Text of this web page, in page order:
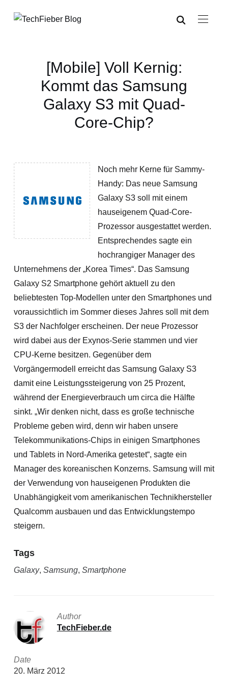
[Mobile] Voll Kernig:
Kommt das Samsung
Galaxy S3 mit Quad-
Core-Chip?
Noch mehr Kerne für Sammy-
Handy: Das neue Samsung
Galaxy S3 soll mit einem
hauseigenem Quad-Core-
Prozessor ausgestattet werden.
Entsprechendes sagte ein
hochrangiger Manager des
Unternehmens der „Korea Times“. Das Samsung
Galaxy S2 Smartphone gehört aktuell zu den
beliebtesten Top-Modellen unter den Smartphones und
voraussichtlich im Sommer dieses Jahres soll mit dem
S3 der Nachfolger erscheinen. Der neue Prozessor
wird dabei aus der Exynos-Serie stammen und vier
CPU-Kerne besitzen. Gegenüber dem
Vorgängermodell erreicht das Samsung Galaxy S3
damit eine Leistungssteigerung von 25 Prozent,
während der Energieverbrauch um circa die Hälfte
sinkt. „Wir denken nicht, dass es große technische
Probleme geben wird, denn wir haben unsere
Telekommunikations-Chips in einigen Smartphones
und Tablets in Nord-Amerika getestet“, sagte ein
Manager des koreanischen Konzerns. Samsung will mit
der Verwendung von hauseigenen Produkten die
Unabhängigkeit vom amerikanischen Technikhersteller
Qualcomm ausbauen und das Entwicklungstempo
steigern.
Tags
Galaxy, Samsung, Smartphone
Author
TechFieber.de
Date
20. März 2012